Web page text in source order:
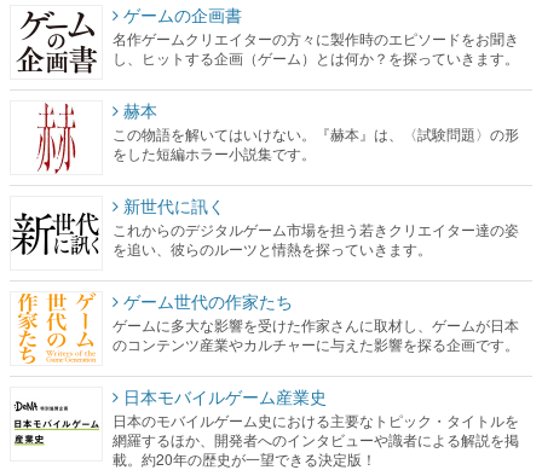
ゲームの企画書
名作ゲームクリエイターの方々に製作時のエピソードをお聞き
し、ヒットする企画（ゲーム）とは何か？を探っていきます。
赫本
この物語を解いてはいけない。『赫本』は、〈試験問題〉の形
をした短編ホラー小説集です。
新世代に訊く
これからのデジタルゲーム市場を担う若きクリエイター達の姿
を追い、彼らのルーツと情熱を探っていきます。
ゲーム世代の作家たち
ゲームに多大な影響を受けた作家さんに取材し、ゲームが日本
のコンテンツ産業やカルチャーに与えた影響を探る企画です。
日本モバイルゲーム産業史
日本のモバイルゲーム史における主要なトピック・タイトルを
網羅するほか、開発者へのインタビューや識者による解説を掲
載。約20年の歴史が一望できる決定版！